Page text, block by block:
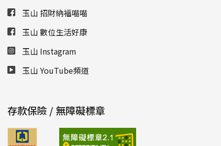
玉山 招財納福喵喵
玉山 數位生活好康
玉山 Instagram
玉山 YouTube頻道
存款保險 / 無障礙標章